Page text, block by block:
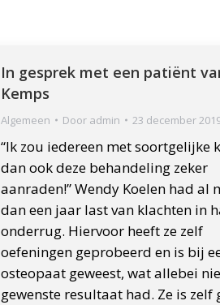
In gesprek met een patiënt
Kemps
Algemeen Door admin 23 december
“Ik zou iedereen met soortgelijke
dan ook deze behandeling zeker
aanraden!” Wendy Koelen had al
dan een jaar last van klachten in
onderrug. Hiervoor heeft ze zelf
oefeningen geprobeerd en is bij
osteopaat geweest, wat allebei
gewenste resultaat had. Ze is zelf